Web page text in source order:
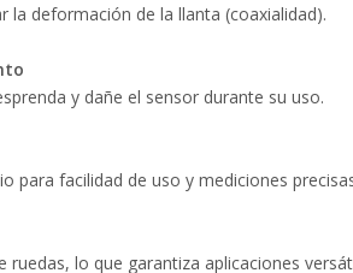
la deformación de la llanta (coaxialidad).
y dañe el sensor durante su uso.
para facilidad de uso y mediciones
lo que garantiza aplicaciones